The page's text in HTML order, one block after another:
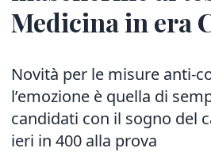
Medicina in era
Novità per le misure anti-
l’emozione è quella di
candidati con il sogno del
ieri in 400 alla prova